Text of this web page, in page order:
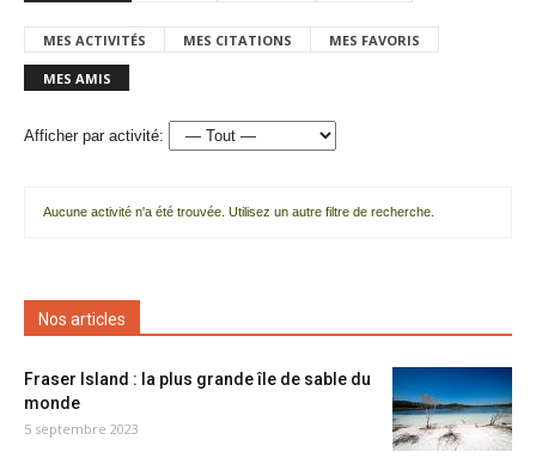
MES ACTIVITÉS MES CITATIONS MES FAVORIS
MES AMIS
Afficher par activité:
Aucune activité n'a été trouvée. Utilisez un autre filtre de recherche.
Nos articles
Fraser Island : la plus grande île de sable du
monde
5 septembre 2023